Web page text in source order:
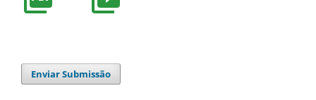
Enviar Submissão